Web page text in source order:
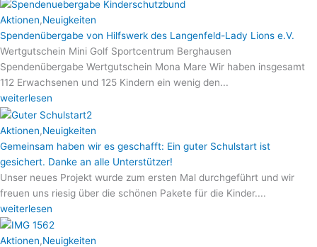
Aktionen,Neuigkeiten
Spendenübergabe von Hilfswerk des Langenfeld-Lady Lions e.V.
Wertgutschein Mini Golf Sportcentrum Berghausen
Spendenübergabe Wertgutschein Mona Mare Wir haben insgesamt
112 Erwachsenen und 125 Kindern ein wenig den...
weiterlesen
Aktionen,Neuigkeiten
Gemeinsam haben wir es geschafft: Ein guter Schulstart ist
gesichert. Danke an alle Unterstützer!
Unser neues Projekt wurde zum ersten Mal durchgeführt und wir
freuen uns riesig über die schönen Pakete für die Kinder....
weiterlesen
Aktionen,Neuigkeiten